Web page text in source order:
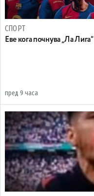
СПОРТ
Еве кога почнува „Ла Лига“
пред 9 часа